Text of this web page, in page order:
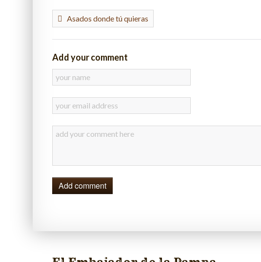
Asados donde tú quieras
Add your comment
Add comment